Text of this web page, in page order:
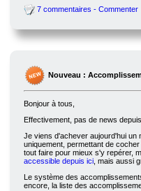
7 commentaires - Commenter
Nouveau :
Bonjour à tous,
Effectivement, pas de news
Je viens d'achever aujourd'hui
uniquement, permettant de
tout faire pour mieux s'y repérer,
accessible depuis ici, mais aussi
Le système des
encore, la liste des